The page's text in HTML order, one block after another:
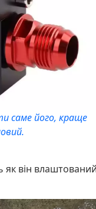
саме його, краще
він